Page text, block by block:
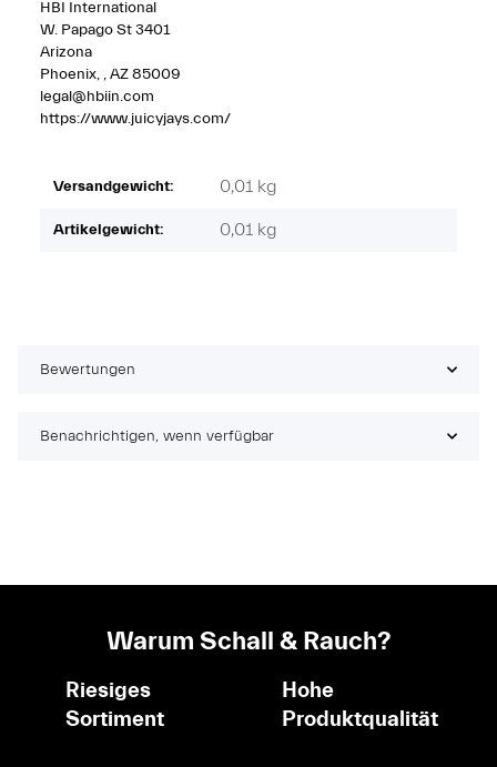
HBI International
W. Papago St 3401
Arizona
Phoenix, , AZ 85009
legal@hbiin.com
https://www.juicyjays.com/
Versandgewicht: 0,01 kg
Artikelgewicht: 0,01 kg
Bewertungen
Benachrichtigen, wenn verfügbar
Warum Schall & Rauch?
Riesiges
Sortiment
Hohe
Produktqualität